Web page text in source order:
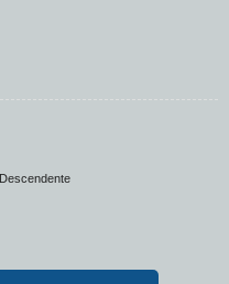
Descendente